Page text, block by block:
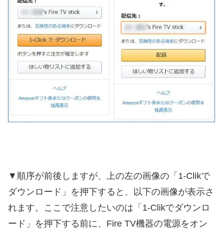
▼順序が前後しますが、上の左の画像の「1-Clikで
ダウンロード」を押下すると、以下の画像が表示さ
れます。ここで注意したいのは「1-Clikでダウンロ
ード」を押下する前に、Fire TV機器の電源をオン